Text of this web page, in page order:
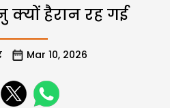
हैरान रह गई
Mar 10, 2026